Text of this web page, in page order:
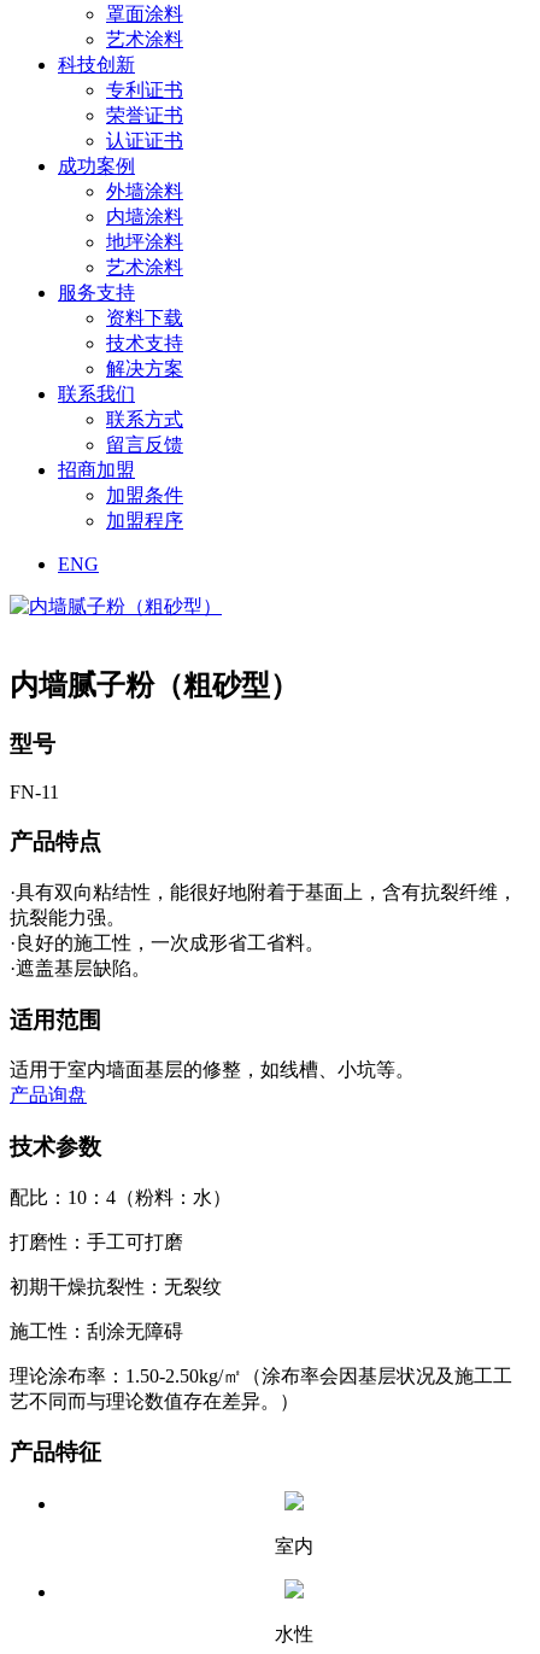
罩面涂料
艺术涂料
科技创新
专利证书
荣誉证书
认证证书
成功案例
外墙涂料
内墙涂料
地坪涂料
艺术涂料
服务支持
资料下载
技术支持
解决方案
联系我们
联系方式
留言反馈
招商加盟
加盟条件
加盟程序
ENG
内墙腻子粉（粗砂型）
型号
FN-11
产品特点
·具有双向粘结性，能很好地附着于基面上，含有抗裂纤维，
抗裂能力强。
·良好的施工性，一次成形省工省料。
·遮盖基层缺陷。
适用范围
适用于室内墙面基层的修整，如线槽、小坑等。
产品询盘
技术参数
配比：10：4（粉料：水）
打磨性：手工可打磨
初期干燥抗裂性：无裂纹
施工性：刮涂无障碍
理论涂布率：1.50-2.50kg/㎡（涂布率会因基层状况及施工工
艺不同而与理论数值存在差异。）
产品特征
室内
水性